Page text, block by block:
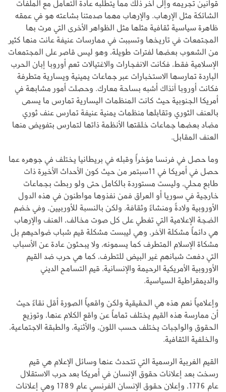
قوانين تجريمه وإلى آخر ذلك مما يتطلبه عادة التعامل مع الملفات
الشائكة مثل الإرهاب. والإرهاب مهما صدمتنا بشاعته هو في عمقه
ظاهرة سياسية ثقافية مثلها مثل الظواهر الأخرى التي مرت بها
المجتمعات في تاريخها وتسببت في ممارسات عنيفة عانت منها كثير
من الشعوب بعضها لفترات طويلة، وهو ليس قاصر على المجتمعات
الإسلامية فقط، فكانت الانفجارات والاغتيالات تعم أوروبا إبان الحرب
الباردة تمارسها الاستخبارات عبر جماعات يمينية ويسارية متطرفة
فكانت أوروبا آنذاك أشبه بساحة معارك. وحصلت أمور مشابهة في
أمريكا الجنوبية حيث كانت المنظمات اليسارية تمارس ما يسمى
بالعنف الثوري وتقابلها منظمات يمنية عنيفة تمارس عنف ثوري
مضاد بعضها جماعات خلقتها الأنظمة ذاتها لتمارس بتفويض منها
العنف المقابل.
وما حصل في فرنسا مؤخراً وقبله في بريطانيا يختلف في جوهره عما
حصل في أمريكا في 11سبتمر من حيث كون الأحداث الأخيرة ذات
طابع محلي، وليست مستوردة بالكامل حتى ولو ربطت بجماعات
خارجية في سوريا أو العراق فمن نفذوها مواطنون في هذه الدول
الأوروبية ولادةً ومنشاءً وثقافة. ولكن بالنسبة للأوربيين، وفي خضم
الضجة الإعلامية التي تغطي على كل صوت مخالف، العنف والإرهاب
هي دائماً مشكلة الآخر، وهي ليبست مشكلة قيم شباب ضواحيهم بل
مشكاة الإسلام المتطرف كما يسمونه، ولا يبحثون عادة عن الأسباب
التي دفعت شبانهم غير البيض للتطرف، كما هي حرب ضد القيم
الأوروبية الأمريكية الرحيمة والإنسانية، قيم التسامح الديني
والديمقراطية السياسية.
وإعلامياً نعم هذه هي الحقيقية ولكن واقعياً الصورة أقل نقاءً حيث
أن ممارسة هذه القيم يختلف تماماً عن واقع الكلام عنها، وتوزيع
الحقوق والواجبات يختلف حسب اللون، والأثنية، والطبقة الاجتماعية،
والخلفية الثقافية.
القيم الغربية الرسمية التي تتحدث عنها وسائل الإعلام هي قيم
رسخت بعد إعلانات حقوق الإنسان في أمريكا بعد حرب الاستقلال
عام 1776، وإعلان حقوق الإنسان الفرنسي عام 1789 وهي إعلانات